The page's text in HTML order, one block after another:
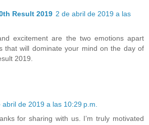
Result 2019 2 de abril de 2019 a las
excitement are the two emotions apart
that will dominate your mind on the day of
2019.
abril de 2019 a las 10:29 p.m.
for sharing with us. I’m truly motivated